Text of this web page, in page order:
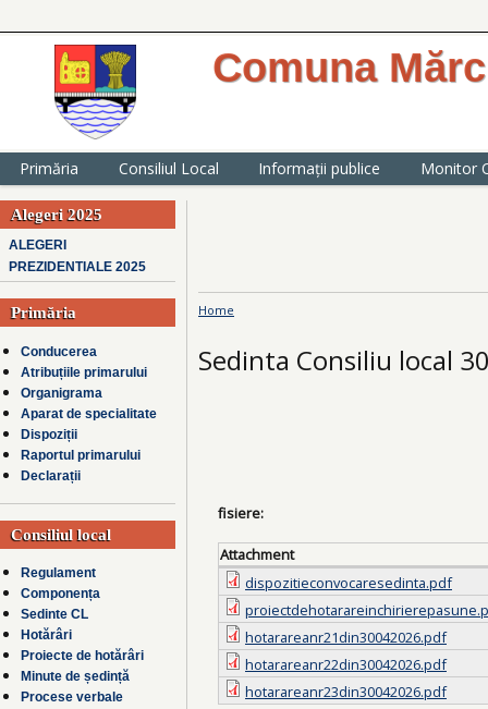
Comuna
Primăria Consiliul Local Informații publice Monitor
Alegeri 2025
ALEGERI
PREZIDENTIALE 2025
Primăria
Conducerea
Atribuțiile primarului
Organigrama
Aparat de specialitate
Dispoziții
Raportul primarului
Declarații
Consiliul local
Regulament
Componența
Sedinte CL
Hotărâri
Proiecte de hotărâri
Minute de ședință
Procese verbale
You are here
Home
Sedinta Consiliu local
fisiere:
Attachment
dispozitieconvocaresedinta.pdf
hotarareanr21din30042026.pdf
hotarareanr22din30042026.pdf
hotarareanr23din30042026.pdf